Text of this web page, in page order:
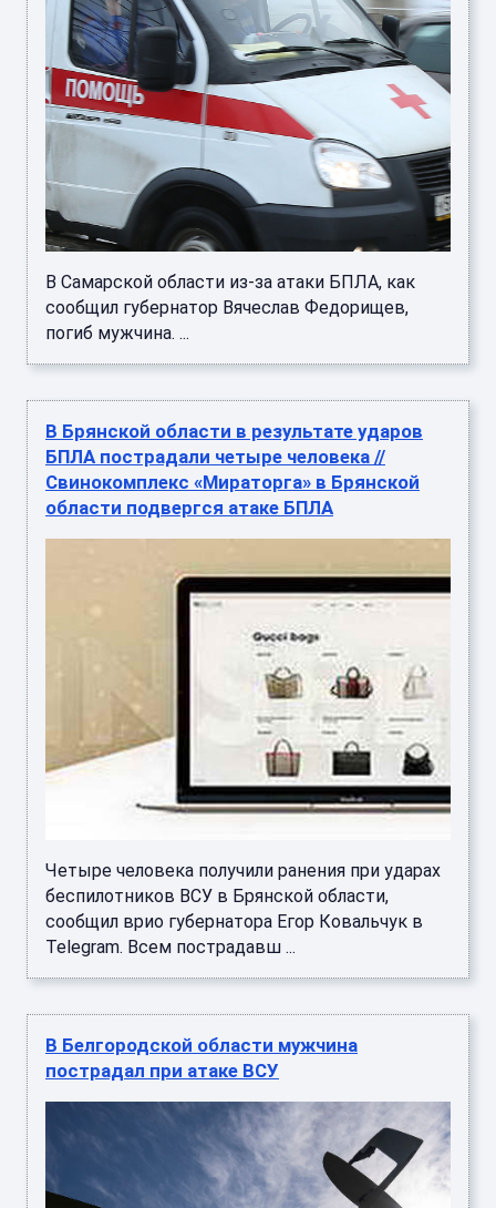
В Самарской области из-за атаки БПЛА, как
сообщил губернатор Вячеслав Федорищев,
погиб мужчина. ...
В Брянской области в результате ударов
БПЛА пострадали четыре человека //
Свинокомплекс «Мираторга» в Брянской
области подвергся атаке БПЛА
Четыре человека получили ранения при ударах
беспилотников ВСУ в Брянской области,
сообщил врио губернатора Егор Ковальчук в
Telegram. Всем пострадавш ...
В Белгородской области мужчина
пострадал при атаке ВСУ